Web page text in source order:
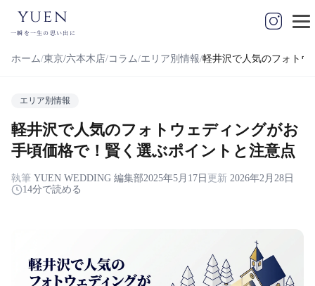
yuen
一瞬を一生の思い出に
ホーム 東京/六本木店 コラム エリア別情報 軽井沢で人気のフォトウ
エリア別情報
軽井沢で人気のフォトウェディングがお
手頃価格で！賢く選ぶポイントと注意点
執筆 YUEN WEDDING 編集部2025年5月17日 更新 2026年2月28日
14分で読める